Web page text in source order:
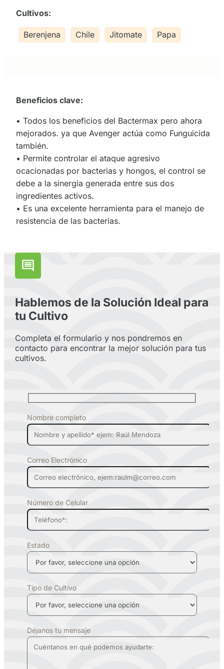
Cultivos:
Berenjena Chile Jitomate Papa
Beneficios clave:
• Todos los beneficios del Bactermax pero ahora
mejorados. ya que Avenger actúa como Funguicida
también.
• Permite controlar el ataque agresivo
ocacionadas por bacterias y hongos, el control se
debe a la sinergia generada entre sus dos
ingredientes activos.
• Es una excelente herramienta para el manejo de
resistencia de las bacterias.
Hablemos de la Solución Ideal para
tu Cultivo
Completa el formulario y nos pondremos en
contacto para encontrar la mejor solución para tus
cultivos.
Nombre completo
Correo Electrónico
Número de Celular
Estado
Tipo de Cultivo
Déjanos tu mensaje